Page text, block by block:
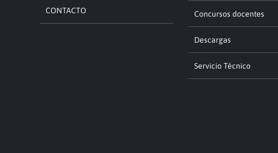
CONTACTO Concursos docentes
Descargas
Servicio Técnico